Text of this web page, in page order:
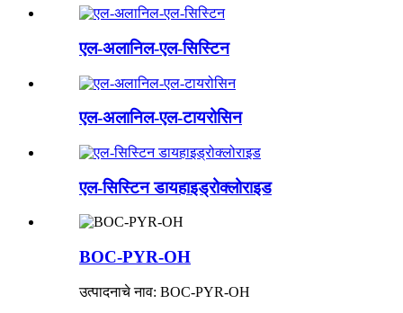
एल-अलानिल-एल-सिस्टिन
एल-अलानिल-एल-टायरोसिन
एल-सिस्टिन डायहाइड्रोक्लोराइड
BOC-PYR-OH
उत्पादनाचे नाव: BOC-PYR-OH